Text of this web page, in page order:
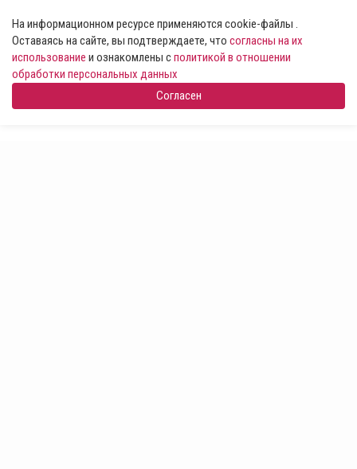
На информационном ресурсе применяются cookie-файлы .
Оставаясь на сайте, вы подтверждаете, что согласны на их
использование и ознакомлены сполитикой в отношении
обработки персональных данных
Согласен